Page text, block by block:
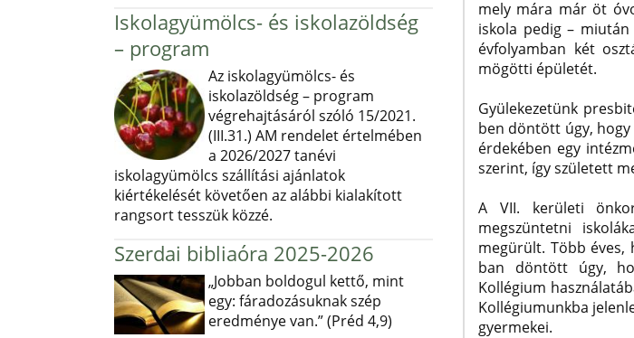
Iskolagyümölcs- és iskolazöldség
– program
Az iskolagyümölcs- és
iskolazöldség – program
végrehajtásáról szóló 15/2021.
(III.31.) AM rendelet értelmében
a 2026/2027 tanévi
iskolagyümölcs szállítási ajánlatok
kiértékelését követően az alábbi kialakított
rangsort tesszük közzé.
Szerdai bibliaóra 2025-2026
„Jobban boldogul kettő, mint
egy: fáradozásuknak szép
eredménye van.” (Préd 4,9)
mely mára már öt
iskola pedig –
évfolyamban két
mögötti épületét.
Gyülekezetünk
ben döntött úgy,
érdekében egy
szerint, így született
A VII. kerületi
megszüntetni
megürült. Több éves,
ban döntött úgy,
Kollégium
Kollégiumunkba
gyermekei.